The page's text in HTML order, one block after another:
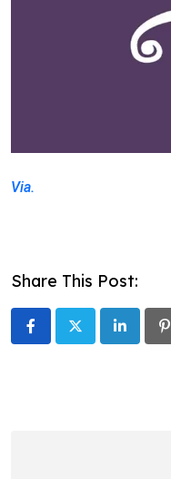
Via.
Share This Post:
LinkedIn